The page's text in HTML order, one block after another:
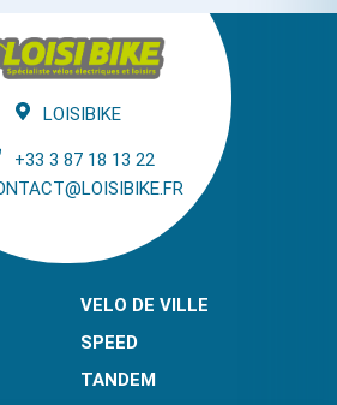
LOISIBIKE
+33 3 87 18 13 22
VELO DE VILLE
SPEED
TANDEM